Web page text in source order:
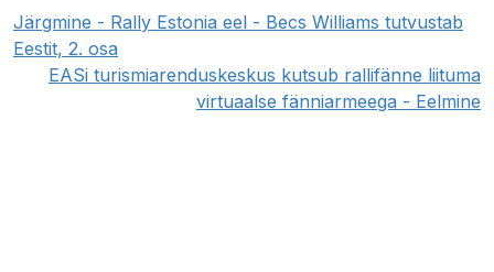
Järgmine - Rally Estonia eel - Becs Williams tutvustab
Eestit, 2. osa
EASi turismiarenduskeskus kutsub rallifänne liituma
virtuaalse fänniarmeega - Eelmine